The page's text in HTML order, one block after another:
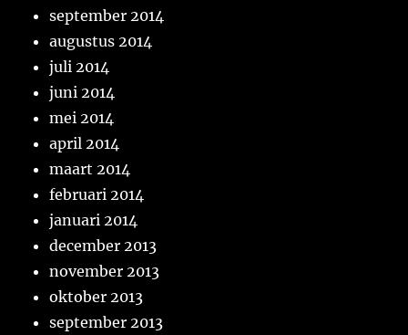
september 2014
augustus 2014
juli 2014
juni 2014
mei 2014
april 2014
maart 2014
februari 2014
januari 2014
december 2013
november 2013
oktober 2013
september 2013